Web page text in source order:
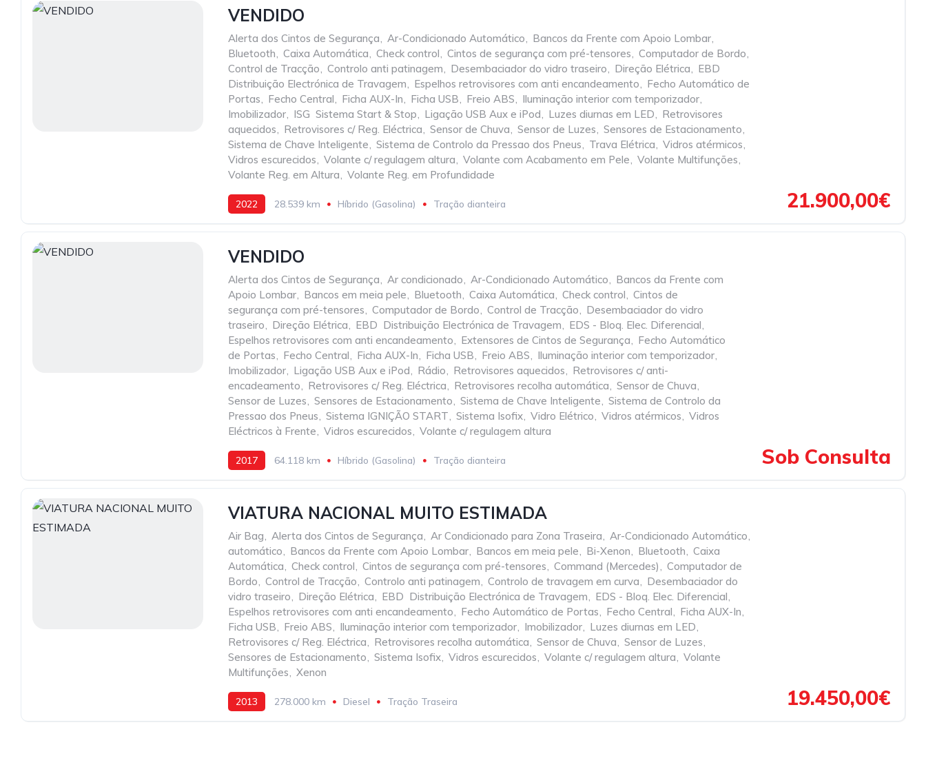
VENDIDO
Alerta dos Cintos de Segurança, Ar-Condicionado Automático, Bancos da Frente com Apoio Lombar,
Bluetooth, Caixa Automática, Check control, Cintos de segurança com pré-tensores, Computador de Bordo,
Control de Tracção, Controlo anti patinagem, Desembaciador do vidro traseiro, Direção Elétrica, EBD 
Distribuição Electrónica de Travagem, Espelhos retrovisores com anti encandeamento, Fecho Automático de
Portas, Fecho Central, Ficha AUX-In, Ficha USB, Freio ABS, Iluminação interior com temporizador,
Imobilizador, ISG  Sistema Start & Stop, Ligação USB Aux e iPod, Luzes diurnas em LED, Retrovisores
aquecidos, Retrovisores c/ Reg. Eléctrica, Sensor de Chuva, Sensor de Luzes, Sensores de Estacionamento,
Sistema de Chave Inteligente, Sistema de Controlo da Pressao dos Pneus, Trava Elétrica, Vidros atérmicos,
Vidros escurecidos, Volante c/ regulagem altura, Volante com Acabamento em Pele, Volante Multifunções,
Volante Reg. em Altura, Volante Reg. em Profundidade
2022 28.539 km Híbrido (Gasolina) Tração dianteira 21.900,00€
VENDIDO
Alerta dos Cintos de Segurança, Ar condicionado, Ar-Condicionado Automático, Bancos da Frente com
Apoio Lombar, Bancos em meia pele, Bluetooth, Caixa Automática, Check control, Cintos de
segurança com pré-tensores, Computador de Bordo, Control de Tracção, Desembaciador do vidro
traseiro, Direção Elétrica, EBD  Distribuição Electrónica de Travagem, EDS - Bloq. Elec. Diferencial,
Espelhos retrovisores com anti encandeamento, Extensores de Cintos de Segurança, Fecho Automático
de Portas, Fecho Central, Ficha AUX-In, Ficha USB, Freio ABS, Iluminação interior com temporizador,
Imobilizador, Ligação USB Aux e iPod, Rádio, Retrovisores aquecidos, Retrovisores c/ anti-
encadeamento, Retrovisores c/ Reg. Eléctrica, Retrovisores recolha automática, Sensor de Chuva,
Sensor de Luzes, Sensores de Estacionamento, Sistema de Chave Inteligente, Sistema de Controlo da
Pressao dos Pneus, Sistema IGNIÇÃO START, Sistema Isofix, Vidro Elétrico, Vidros atérmicos, Vidros
Eléctricos à Frente, Vidros escurecidos, Volante c/ regulagem altura
2017 64.118 km Híbrido (Gasolina) Tração dianteira Sob Consulta
VIATURA NACIONAL MUITO ESTIMADA
Air Bag, Alerta dos Cintos de Segurança, Ar Condicionado para Zona Traseira, Ar-Condicionado Automático,
automático, Bancos da Frente com Apoio Lombar, Bancos em meia pele, Bi-Xenon, Bluetooth, Caixa
Automática, Check control, Cintos de segurança com pré-tensores, Command (Mercedes), Computador de
Bordo, Control de Tracção, Controlo anti patinagem, Controlo de travagem em curva, Desembaciador do
vidro traseiro, Direção Elétrica, EBD  Distribuição Electrónica de Travagem, EDS - Bloq. Elec. Diferencial,
Espelhos retrovisores com anti encandeamento, Fecho Automático de Portas, Fecho Central, Ficha AUX-In,
Ficha USB, Freio ABS, Iluminação interior com temporizador, Imobilizador, Luzes diurnas em LED,
Retrovisores c/ Reg. Eléctrica, Retrovisores recolha automática, Sensor de Chuva, Sensor de Luzes,
Sensores de Estacionamento, Sistema Isofix, Vidros escurecidos, Volante c/ regulagem altura, Volante
Multifunções, Xenon
2013 278.000 km Diesel Tração Traseira 19.450,00€